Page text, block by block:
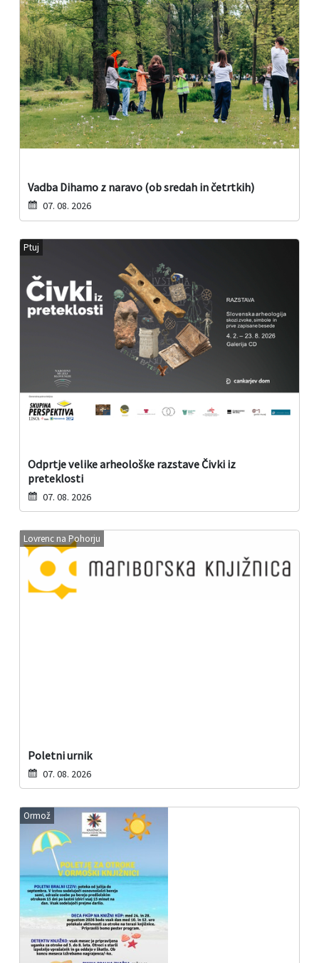
Vadba Dihamo z naravo (ob sredah in četrtkih)
07. 08. 2026
Ptuj
Odprtje velike arheološke razstave Čivki iz
preteklosti
07. 08. 2026
Lovrenc na Pohorju
Poletni urnik
07. 08. 2026
Ormož